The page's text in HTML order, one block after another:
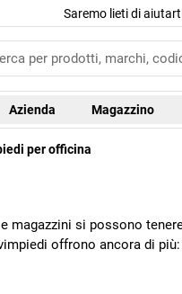
Saremo lieti di
Azienda Magazzino
per officina
magazzini si possono
offrono ancora di